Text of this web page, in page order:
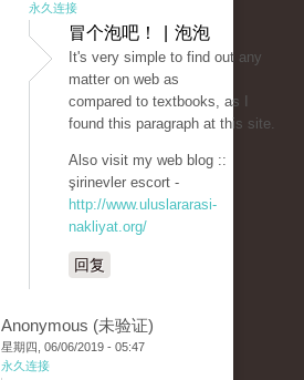
永久连接
冒个泡吧！ | 泡泡
It's very simple to find out any
matter on web as
compared to textbooks, as I
found this paragraph at this site.
Also visit my web blog ::
şirinevler escort -
http://www.uluslararasi-
nakliyat.org/
回复
Anonymous (未验证)
星期四, 06/06/2019 - 05:47
永久连接